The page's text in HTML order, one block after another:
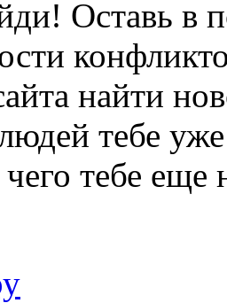
Оставь в
найти
тебе
тебе еще